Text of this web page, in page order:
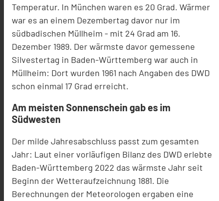
Temperatur. In München waren es 20 Grad. Wärmer
war es an einem Dezembertag davor nur im
südbadischen Müllheim - mit 24 Grad am 16.
Dezember 1989. Der wärmste davor gemessene
Silvestertag in Baden-Württemberg war auch in
Müllheim: Dort wurden 1961 nach Angaben des DWD
schon einmal 17 Grad erreicht.
Am meisten Sonnenschein gab es im
Südwesten
Der milde Jahresabschluss passt zum gesamten
Jahr: Laut einer vorläufigen Bilanz des DWD erlebte
Baden-Württemberg 2022 das wärmste Jahr seit
Beginn der Wetteraufzeichnung 1881. Die
Berechnungen der Meteorologen ergaben eine